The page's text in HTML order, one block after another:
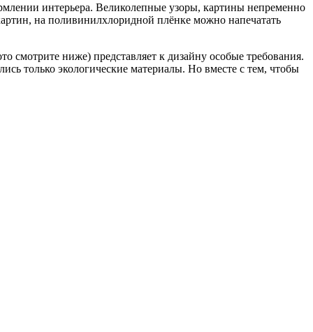
интерьера. Великолепные узоры, картины непременно
на поливинилхлоридной плёнке можно напечатать
смотрите ниже) представляет к дизайну особые требования.
только экологические материалы. Но вместе с тем, чтобы